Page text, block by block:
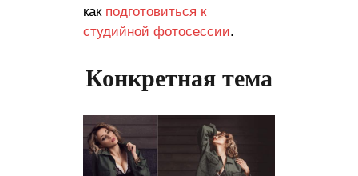
как подготовиться к
студийной фотосессии.
Конкретная тема